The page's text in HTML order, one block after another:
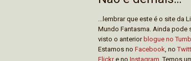
...lembrar que este é o site da
Mundo Fantasma. Ainda pode
visto o anteriorblogue no
Estamos no Facebook , no
Flickre no Instagram . Temos